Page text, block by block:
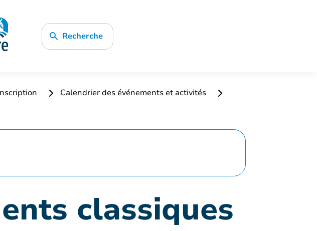
Recherche
Calendrier des événements et activités
classiques